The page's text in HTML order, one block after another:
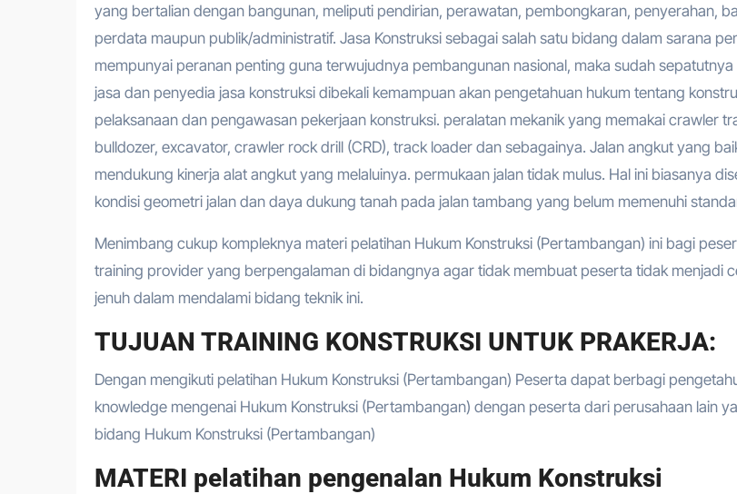
yang bertalian dengan bangunan, meliputi pendirian, perawatan, pembongkaran, penyerahan,
perdata maupun publik/administratif. Jasa Konstruksi sebagai salah satu bidang dalam sarana
mempunyai peranan penting guna terwujudnya pembangunan nasional, maka sudah
jasa dan penyedia jasa konstruksi dibekali kemampuan akan pengetahuan hukum tentang
pelaksanaan dan pengawasan pekerjaan konstruksi. peralatan mekanik yang memakai crawler
bulldozer, excavator, crawler rock drill (CRD), track loader dan sebagainya. Jalan angkut yang
mendukung kinerja alat angkut yang melaluinya. permukaan jalan tidak mulus. Hal ini biasanya
kondisi geometri jalan dan daya dukung tanah pada jalan tambang yang belum memenuhi
Menimbang cukup kompleknya materi pelatihan Hukum Konstruksi (Pertambangan) ini bagi
training provider yang berpengalaman di bidangnya agar tidak membuat peserta tidak menjadi
jenuh dalam mendalami bidang teknik ini.
TUJUAN TRAINING KONSTRUKSI UNTUK PRAKERJA:
Dengan mengikuti pelatihan Hukum Konstruksi (Pertambangan) Peserta dapat berbagi
knowledge mengenai Hukum Konstruksi (Pertambangan) dengan peserta dari perusahaan lain
bidang Hukum Konstruksi (Pertambangan)
MATERI pelatihan pengenalan Hukum Konstruksi